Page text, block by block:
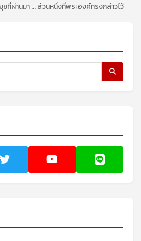
ที่ผ่านมา ... ส่วนหนึ่งที่พระองค์ทรงกล่าวไว้